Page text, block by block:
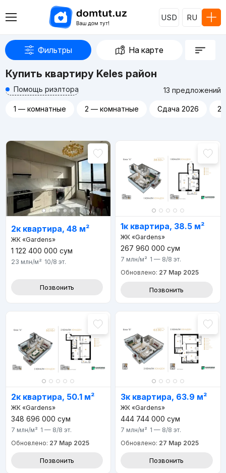
USD RU
Фильтры На карте
Купить квартиру Keles район
13 предложений
Помощь риэлтора
1 — комнатные 2 — комнатные Сдача 2026
2к квартира, 48 м²
ЖК «Gardens»
1 122 400 000 сум
23 млн/м² 10/8 эт.
Позвонить
1к квартира, 38.5 м²
ЖК «Gardens»
267 960 000 сум
7 млн/м² 1 — 8/8 эт.
Обновлено: 27 Мар 2025
Позвонить
2к квартира, 50.1 м²
ЖК «Gardens»
348 696 000 сум
7 млн/м² 1 — 8/8 эт.
Обновлено: 27 Мар 2025
Позвонить
3к квартира, 63.9 м²
ЖК «Gardens»
444 744 000 сум
7 млн/м² 1 — 8/8 эт.
Обновлено: 27 Мар 2025
Позвонить